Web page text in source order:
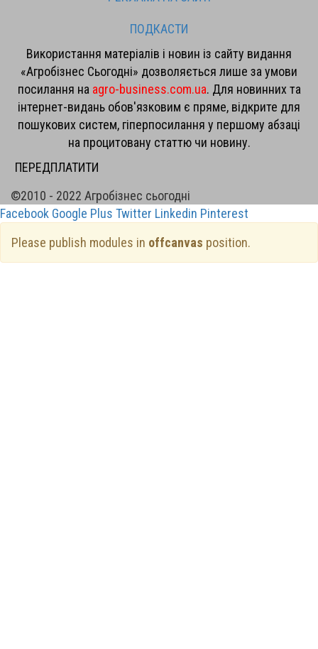
ПОДКАСТИ
Використання матеріалів і новин із сайту видання
«Агробізнес Сьогодні» дозволяється лише за умови
посилання на agro-business.com.ua. Для новинних та
інтернет-видань обов'язковим є пряме, відкрите для
пошукових систем, гіперпосилання у першому абзаці
на процитовану статтю чи новину.
ПЕРЕДПЛАТИТИ
©2010 - 2022 Агробізнес сьогодні
Facebook Google Plus Twitter Linkedin Pinterest
Please publish modules in offcanvas position.